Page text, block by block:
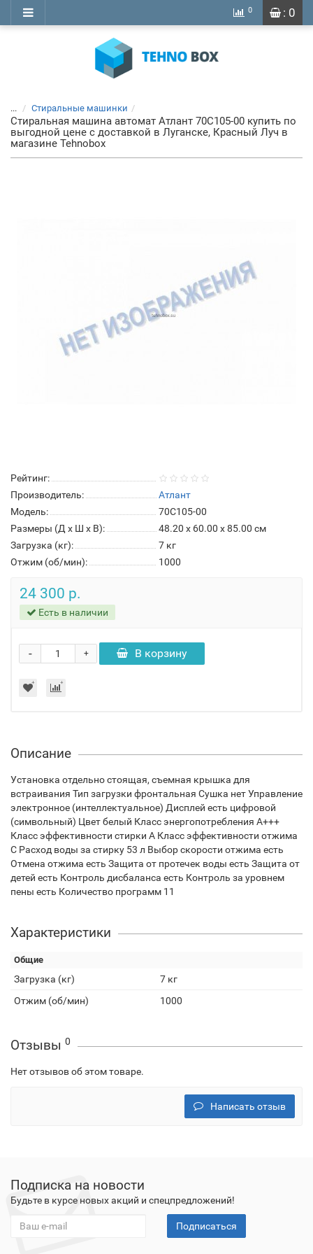
: 0
0
... Стиральные машинки
Стиральная машина автомат Атлант 70С105-00 купить по
выгодной цене с доставкой в Луганске, Красный Луч в
магазине Tehnobox
Рейтинг:
Производитель:
Атлант
Модель:
70С105-00
Размеры (Д x Ш x В):
48.20 x 60.00 x 85.00 см
Загрузка (кг):
7 кг
Отжим (об/мин):
1000
24 300 р.
Есть в наличии
+
- В корзину
Описание
Установка отдельно стоящая, съемная крышка для
встраивания Тип загрузки фронтальная Сушка нет Управление
электронное (интеллектуальное) Дисплей есть цифровой
(символьный) Цвет белый Класс энергопотребления A+++
Класс эффективности стирки A Класс эффективности отжима
C Расход воды за стирку 53 л Выбор скорости отжима есть
Отмена отжима есть Защита от протечек воды есть Защита от
детей есть Контроль дисбаланса есть Контроль за уровнем
пены есть Количество программ 11
Характеристики
Общие
Загрузка (кг)
7 кг
Отжим (об/мин)
1000
Отзывы 0
Нет отзывов об этом товаре.
Написать отзыв
Подписка на новости
Будьте в курсе новых акций и спецпредложений!
Подписаться